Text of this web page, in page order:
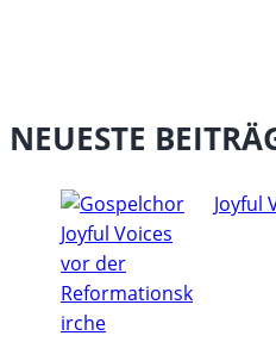
NEUESTE
Joyful